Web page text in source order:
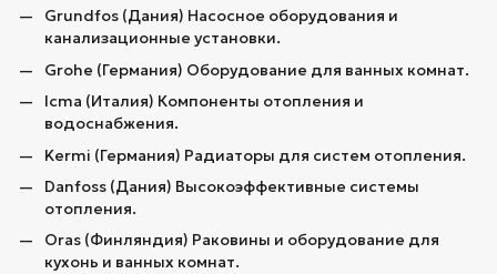
Grundfos (Дания) Насосное оборудования и
канализационные установки.
Grohe (Германия) Оборудование для ванных комнат.
Icma (Италия) Компоненты отопления и
водоснабжения.
Kermi (Германия) Радиаторы для систем отопления.
Danfoss (Дания) Высокоэффективные системы
отопления.
Oras (Финляндия) Раковины и оборудование для
кухонь и ванных комнат.